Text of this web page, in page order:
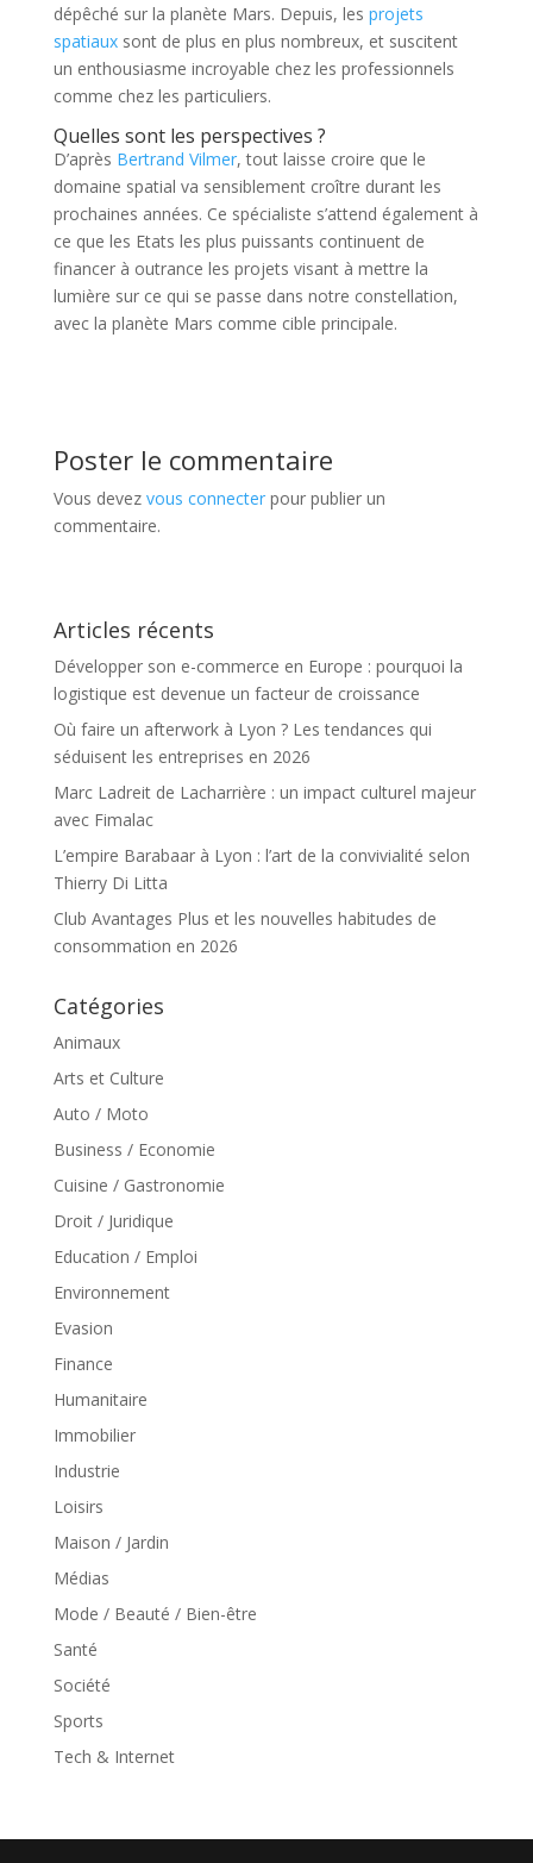
dépêché sur la planète Mars. Depuis, les projets
spatiauxsont de plus en plus nombreux, et suscitent
un enthousiasme incroyable chez les professionnels
comme chez les particuliers.
Quelles sont les perspectives ?
D’après Bertrand Vilmer, tout laisse croire que le
domaine spatial va sensiblement croître durant les
prochaines années. Ce spécialiste s’attend également à
ce que les Etats les plus puissants continuent de
financer à outrance les projets visant à mettre la
lumière sur ce qui se passe dans notre constellation,
avec la planète Mars comme cible principale.
Poster le commentaire
Vous devez vous connecterpour publier un
commentaire.
Articles récents
Développer son e-commerce en Europe : pourquoi la
logistique est devenue un facteur de croissance
Où faire un afterwork à Lyon ? Les tendances qui
séduisent les entreprises en 2026
Marc Ladreit de Lacharrière : un impact culturel majeur
avec Fimalac
L’empire Barabaar à Lyon : l’art de la convivialité selon
Thierry Di Litta
Club Avantages Plus et les nouvelles habitudes de
consommation en 2026
Catégories
Animaux
Arts et Culture
Auto / Moto
Business / Economie
Cuisine / Gastronomie
Droit / Juridique
Education / Emploi
Environnement
Evasion
Finance
Humanitaire
Immobilier
Industrie
Loisirs
Maison / Jardin
Médias
Mode / Beauté / Bien-être
Santé
Société
Sports
Tech & Internet